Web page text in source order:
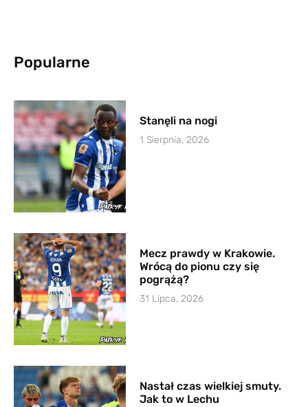
Popularne
Stanęli na nogi
1 Sierpnia, 2026
Mecz prawdy w Krakowie.
Wrócą do pionu czy się
pogrążą?
31 Lipca, 2026
Nastał czas wielkiej smuty.
Jak to w Lechu